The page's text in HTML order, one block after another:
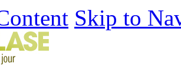
Skip to